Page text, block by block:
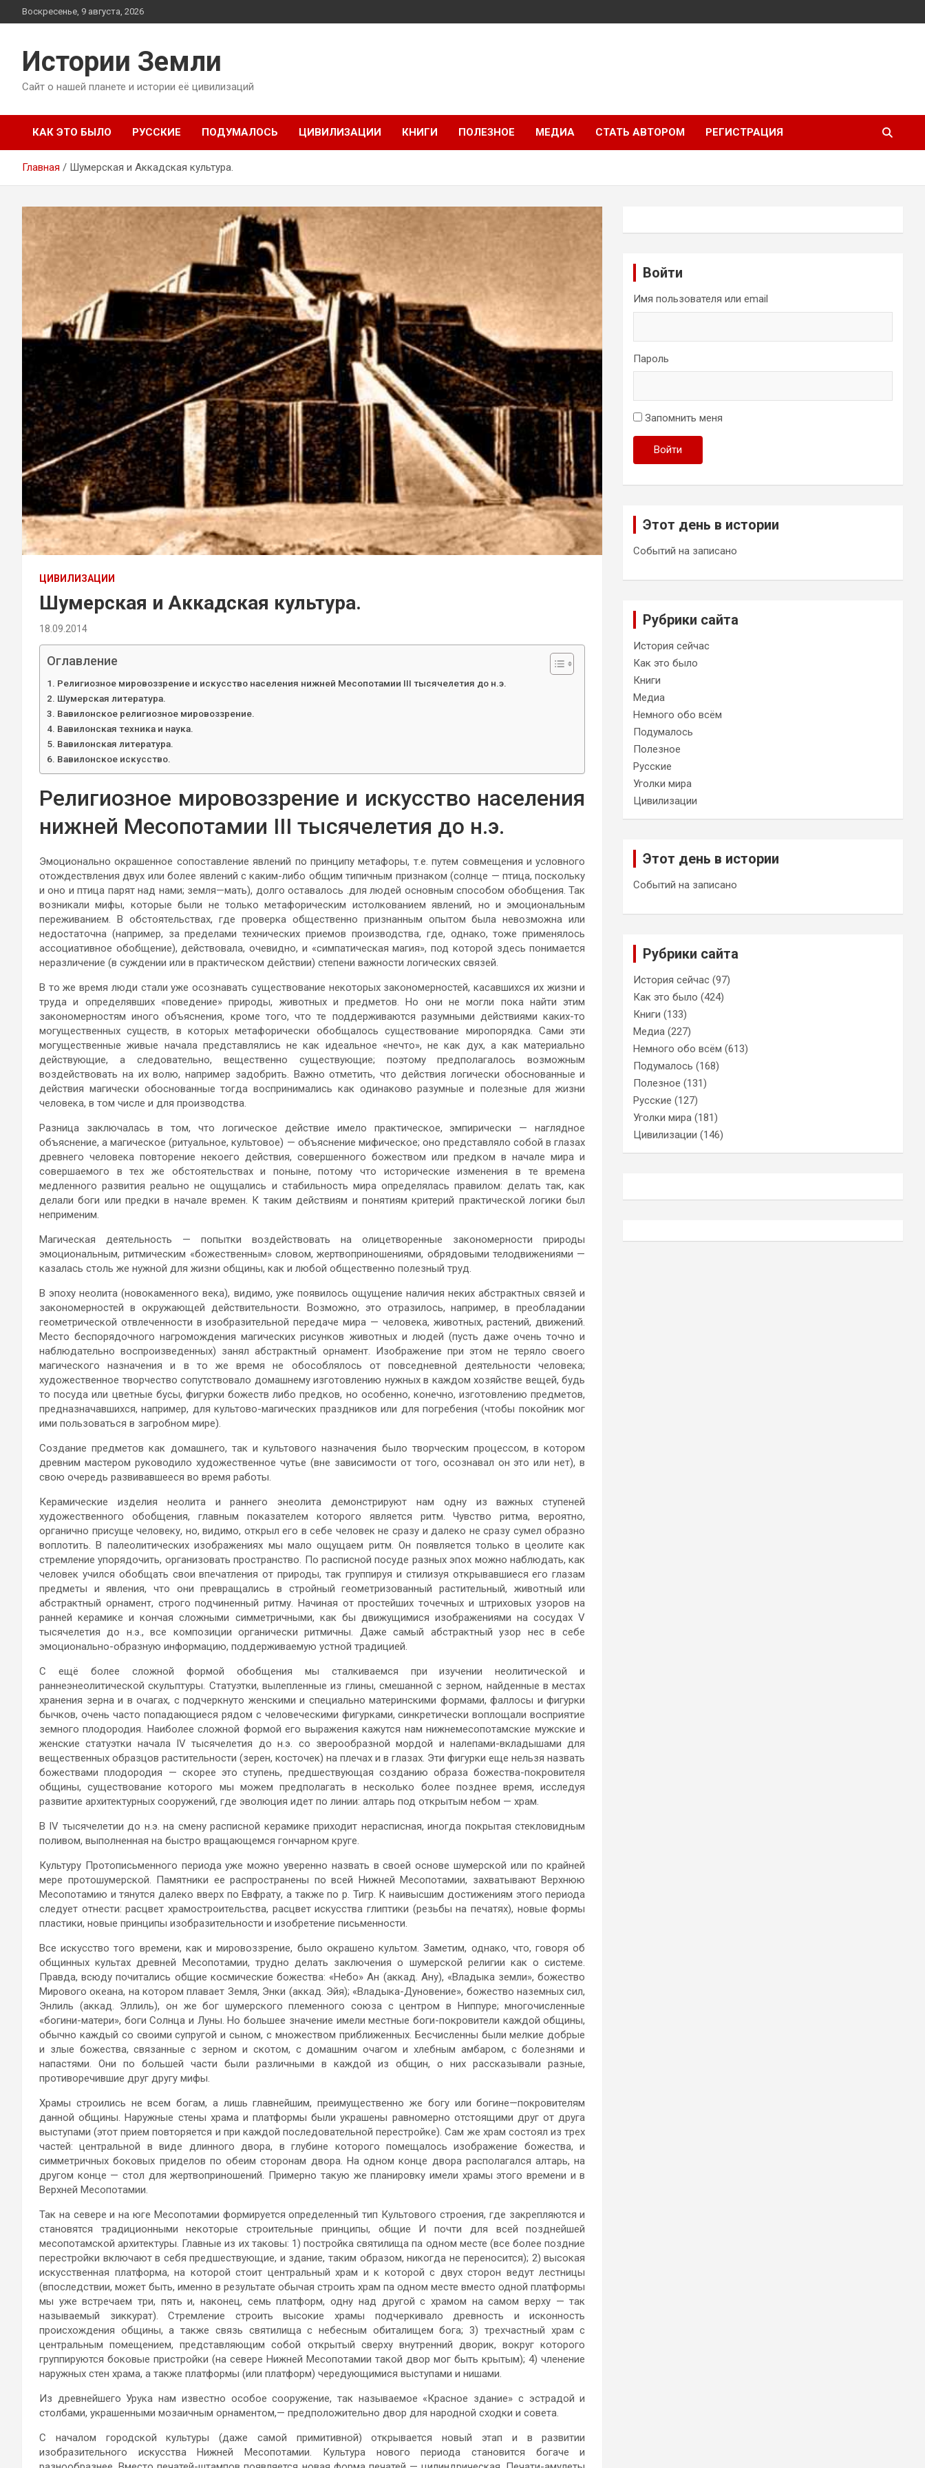
Перейти
к
Воскресенье, 9 августа, 2026
Истории Земли
Сайт о нашей планете и истории её цивилизаций
КАК ЭТО БЫЛО РУССКИЕ ПОДУМАЛОСЬ ЦИВИЛИЗАЦИИ КНИГИ ПОЛЕЗНОЕ МЕДИА СТАТЬ АВТОРОМ РЕГИСТРАЦИЯ
Главная Шумерская и Аккадская культура.
ЦИВИЛИЗАЦИИ
Шумерская и Аккадская культура.
18.09.2014
Оглавление
Религиозное мировоззрение и искусство населения нижней Месопотамии III тысячелетия до н.э.
Шумерская литература.
Вавилонское религиозное мировоззрение.
Вавилонская техника и наука.
Вавилонская литература.
Вавилонское искусство.
Религиозное мировоззрение и искусство населения
нижней Месопотамии III тысячелетия до н.э.
Эмоционально окрашенное сопоставление явлений по принципу метафоры, т.е. путем совмещения и условного
отождествления двух или более явлений с каким-либо общим типичным признаком (солнце — птица, поскольку
и оно и птица парят над нами; земля—мать), долго оставалось .для людей основным способом обобщения. Так
возникали мифы, которые были не только метафорическим истолкованием явлений, но и эмоциональным
переживанием. В обстоятельствах, где проверка общественно признанным опытом была невозможна или
недостаточна (например, за пределами технических приемов производства, где, однако, тоже применялось
ассоциативное обобщение), действовала, очевидно, и «симпатическая магия», под которой здесь понимается
неразличение (в суждении или в практическом действии) степени важности логических связей.
В то же время люди стали уже осознавать существование некоторых закономерностей, касавшихся их жизни и
труда и определявших «поведение» природы, животных и предметов. Но они не могли пока найти этим
закономерностям иного объяснения, кроме того, что те поддерживаются разумными действиями каких-то
могущественных существ, в которых метафорически обобщалось существование миропорядка. Сами эти
могущественные живые начала представлялись не как идеальное «нечто», не как дух, а как материально
действующие, а следовательно, вещественно существующие; поэтому предполагалось возможным
воздействовать на их волю, например задобрить. Важно отметить, что действия логически обоснованные и
действия магически обоснованные тогда воспринимались как одинаково разумные и полезные для жизни
человека, в том числе и для производства.
Разница заключалась в том, что логическое действие имело практическое, эмпирически — наглядное
объяснение, а магическое (ритуальное, культовое) — объяснение мифическое; оно представляло собой в глазах
древнего человека повторение некоего действия, совершенного божеством или предком в начале мира и
совершаемого в тех же обстоятельствах и поныне, потому что исторические изменения в те времена
медленного развития реально не ощущались и стабильность мира определялась правилом: делать так, как
делали боги или предки в начале времен. К таким действиям и понятиям критерий практической логики был
неприменим.
Магическая деятельность — попытки воздействовать на олицетворенные закономерности природы
эмоциональным, ритмическим «божественным» словом, жертвоприношениями, обрядовыми телодвижениями —
казалась столь же нужной для жизни общины, как и любой общественно полезный труд.
В эпоху неолита (новокаменного века), видимо, уже появилось ощущение наличия неких абстрактных связей и
закономерностей в окружающей действительности. Возможно, это отразилось, например, в преобладании
геометрической отвлеченности в изобразительной передаче мира — человека, животных, растений, движений.
Место беспорядочного нагромождения магических рисунков животных и людей (пусть даже очень точно и
наблюдательно воспроизведенных) занял абстрактный орнамент. Изображение при этом не теряло своего
магического назначения и в то же время не обособлялось от повседневной деятельности человека;
художественное творчество сопутствовало домашнему изготовлению нужных в каждом хозяйстве вещей, будь
то посуда или цветные бусы, фигурки божеств либо предков, но особенно, конечно, изготовлению предметов,
предназначавшихся, например, для культово-магических праздников или для погребения (чтобы покойник мог
ими пользоваться в загробном мире).
Создание предметов как домашнего, так и культового назначения было творческим процессом, в котором
древним мастером руководило художественное чутье (вне зависимости от того, осознавал он это или нет), в
свою очередь развивавшееся во время работы.
Керамические изделия неолита и раннего энеолита демонстрируют нам одну из важных ступеней
художественного обобщения, главным показателем которого является ритм. Чувство ритма, вероятно,
органично присуще человеку, но, видимо, открыл его в себе человек не сразу и далеко не сразу сумел образно
воплотить. В палеолитических изображениях мы мало ощущаем ритм. Он появляется только в цеолите как
стремление упорядочить, организовать пространство. По расписной посуде разных эпох можно наблюдать, как
человек учился обобщать свои впечатления от природы, так группируя и стилизуя открывавшиеся его глазам
предметы и явления, что они превращались в стройный геометризованный растительный, животный или
абстрактный орнамент, строго подчиненный ритму. Начиная от простейших точечных и штриховых узоров на
ранней керамике и кончая сложными симметричными, как бы движущимися изображениями на сосудах V
тысячелетия до н.э., все композиции органически ритмичны. Даже самый абстрактный узор нес в себе
эмоционально-образную информацию, поддерживаемую устной традицией.
С ещё более сложной формой обобщения мы сталкиваемся при изучении неолитической и
раннеэнеолитической скульптуры. Статуэтки, вылепленные из глины, смешанной с зерном, найденные в местах
хранения зерна и в очагах, с подчеркнуто женскими и специально материнскими формами, фаллосы и фигурки
бычков, очень часто попадающиеся рядом с человеческими фигурками, синкретически воплощали восприятие
земного плодородия. Наиболее сложной формой его выражения кажутся нам нижнемесопотамские мужские и
женские статуэтки начала IV тысячелетия до н.э. со зверообразной мордой и налепами-вкладышами для
вещественных образцов растительности (зерен, косточек) на плечах и в глазах. Эти фигурки еще нельзя назвать
божествами плодородия — скорее это ступень, предшествующая созданию образа божества-покровителя
общины, существование которого мы можем предполагать в несколько более позднее время, исследуя
развитие архитектурных сооружений, где эволюция идет по линии: алтарь под открытым небом — храм.
В IV тысячелетии до н.э. на смену расписной керамике приходит нерасписная, иногда покрытая стекловидным
поливом, выполненная на быстро вращающемся гончарном круге.
Культуру Протописьменного периода уже можно уверенно назвать в своей основе шумерской или по крайней
мере протошумерской. Памятники ее распространены по всей Нижней Месопотамии, захватывают Верхнюю
Месопотамию и тянутся далеко вверх по Евфрату, а также по р. Тигр. К наивысшим достижениям этого периода
следует отнести: расцвет храмостроительства, расцвет искусства глиптики (резьбы на печатях), новые формы
пластики, новые принципы изобразительности и изобретение письменности.
Все искусство того времени, как и мировоззрение, было окрашено культом. Заметим, однако, что, говоря об
общинных культах древней Месопотамии, трудно делать заключения о шумерской религии как о системе.
Правда, всюду почитались общие космические божества: «Небо» Ан (аккад. Ану), «Владыка земли», божество
Мирового океана, на котором плавает Земля, Энки (аккад. Эйя); «Владыка-Дуновение», божество наземных сил,
Энлиль (аккад. Эллиль), он же бог шумерского племенного союза с центром в Ниппуре; многочисленные
«богини-матери», боги Солнца и Луны. Но большее значение имели местные боги-покровители каждой общины,
обычно каждый со своими супругой и сыном, с множеством приближенных. Бесчисленны были мелкие добрые
и злые божества, связанные с зерном и скотом, с домашним очагом и хлебным амбаром, с болезнями и
напастями. Они по большей части были различными в каждой из общин, о них рассказывали разные,
противоречившие друг другу мифы.
Храмы строились не всем богам, а лишь главнейшим, преимущественно же богу или богине—покровителям
данной общины. Наружные стены храма и платформы были украшены равномерно отстоящими друг от друга
выступами (этот прием повторяется и при каждой последовательной перестройке). Сам же храм состоял из трех
частей: центральной в виде длинного двора, в глубине которого помещалось изображение божества, и
симметричных боковых приделов по обеим сторонам двора. На одном конце двора располагался алтарь, на
другом конце — стол для жертвоприношений. Примерно такую же планировку имели храмы этого времени и в
Верхней Месопотамии.
Так на севере и на юге Месопотамии формируется определенный тип Культового строения, где закрепляются и
становятся традиционными некоторые строительные принципы, общие И почти для всей позднейшей
месопотамской архитектуры. Главные из их таковы: 1) постройка святилища па одном месте (все более поздние
перестройки включают в себя предшествующие, и здание, таким образом, никогда не переносится); 2) высокая
искусственная платформа, на которой стоит центральный храм и к которой с двух сторон ведут лестницы
(впоследствии, может быть, именно в результате обычая строить храм па одном месте вместо одной платформы
мы уже встречаем три, пять и, наконец, семь платформ, одну над другой с храмом на самом верху — так
называемый зиккурат). Стремление строить высокие храмы подчеркивало древность и исконность
происхождения общины, а также связь святилища с небесным обиталищем бога; 3) трехчастный храм с
центральным помещением, представляющим собой открытый сверху внутренний дворик, вокруг которого
группируются боковые пристройки (на севере Нижней Месопотамии такой двор мог быть крытым); 4) членение
наружных стен храма, а также платформы (или платформ) чередующимися выступами и нишами.
Из древнейшего Урука нам известно особое сооружение, так называемое «Красное здание» с эстрадой и
столбами, украшенными мозаичным орнаментом,— предположительно двор для народной сходки и совета.
С началом городской культуры (даже самой примитивной) открывается новый этап и в развитии
изобразительного искусства Нижней Месопотамии. Культура нового периода становится богаче и
Войти
Имя пользователя или email
Пароль
Запомнить меня
Войти
Этот день в истории
Событий на записано
Рубрики сайта
История сейчас
Как это было
Книги
Медиа
Немного обо всём
Подумалось
Полезное
Русские
Уголки мира
Цивилизации
Этот день в истории
Событий на записано
Рубрики сайта
История сейчас (97)
Как это было (424)
Книги (133)
Медиа (227)
Немного обо всём (613)
Подумалось (168)
Полезное (131)
Русские (127)
Уголки мира (181)
Цивилизации (146)